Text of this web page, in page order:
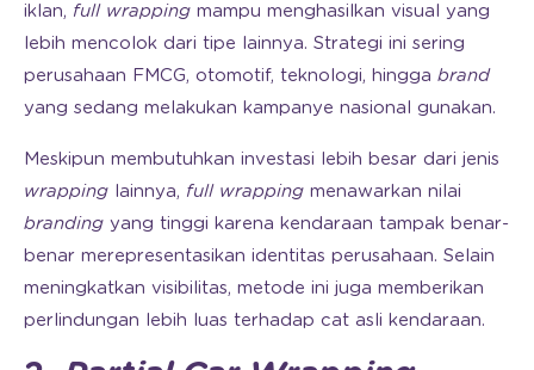
iklan, full wrapping mampu menghasilkan visual yang
lebih mencolok dari tipe lainnya. Strategi ini sering
perusahaan FMCG, otomotif, teknologi, hingga brand
yang sedang melakukan kampanye nasional gunakan.
Meskipun membutuhkan investasi lebih besar dari jenis
wrapping lainnya, full wrapping menawarkan nilai
branding yang tinggi karena kendaraan tampak benar-
benar merepresentasikan identitas perusahaan. Selain
meningkatkan visibilitas, metode ini juga memberikan
perlindungan lebih luas terhadap cat asli kendaraan.